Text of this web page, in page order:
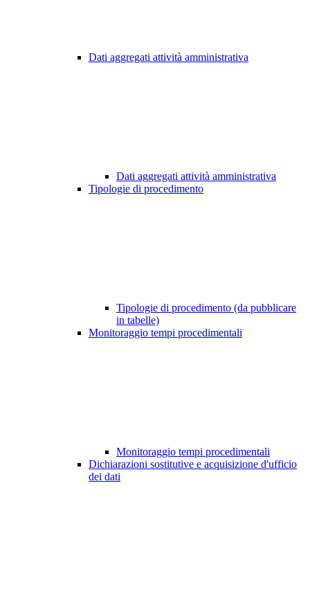
Dati aggregati attività amministrativa
Dati aggregati attività amministrativa
Tipologie di procedimento
Tipologie di procedimento (da pubblicare
in tabelle)
Monitoraggio tempi procedimentali
Monitoraggio tempi procedimentali
Dichiarazioni sostitutive e acquisizione d'ufficio
dei dati